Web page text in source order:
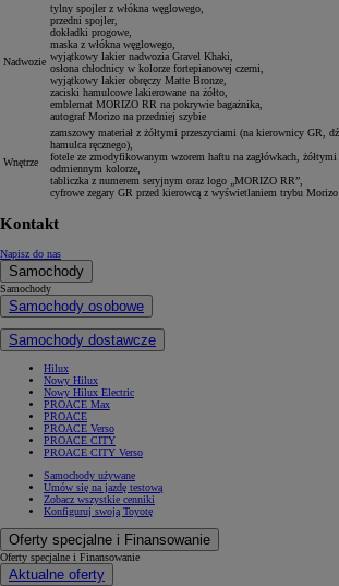
Nadwozie
tylny spojler z włókna węglowego,
przedni spojler,
dokładki progowe,
maska z włókna węglowego,
wyjątkowy lakier nadwozia Gravel Khaki,
osłona chłodnicy w kolorze fortepianowej czerni,
wyjątkowy lakier obręczy Matte Bronze,
zaciski hamulcowe lakierowane na żółto,
emblemat MORIZO RR na pokrywie bagażnika,
autograf Morizo na przedniej szybie
Wnętrze
zamszowy materiał z żółtymi przeszyciami (na kierownicy GR,
hamulca ręcznego),
fotele ze zmodyfikowanym wzorem haftu na zagłówkach,
odmiennym kolorze,
tabliczka z numerem seryjnym oraz logo „MORIZO RR”,
cyfrowe zegary GR przed kierowcą z wyświetlaniem trybu Morizo
Kontakt
Napisz do nas
Samochody
Samochody
Samochody osobowe
Samochody dostawcze
Hilux
Nowy Hilux
Nowy Hilux Electric
PROACE Max
PROACE
PROACE Verso
PROACE CITY
PROACE CITY Verso
Samochody używane
Umów się na jazdę testową
Zobacz wszystkie cenniki
Konfiguruj swoją Toyotę
Oferty specjalne i Finansowanie
Oferty specjalne i Finansowanie
Aktualne oferty